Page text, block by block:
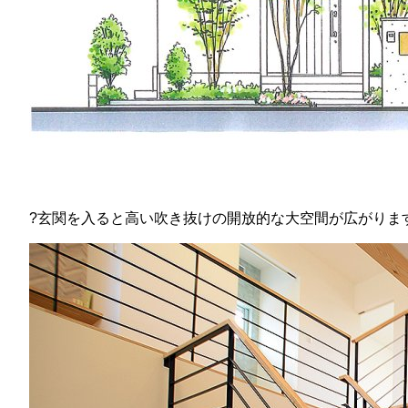
?玄関を入ると高い吹き抜けの開放的な大空間が広がりま